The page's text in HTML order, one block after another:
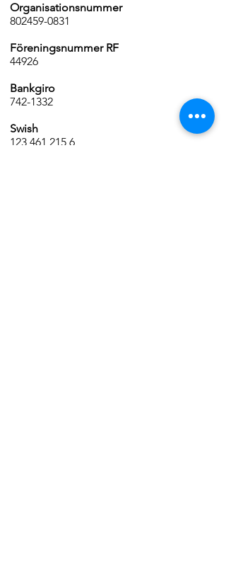
Organisationsnummer
802459-0831
Föreningsnummer RF
44926
Bankgiro
742-1332
Swish
123 461 215 6